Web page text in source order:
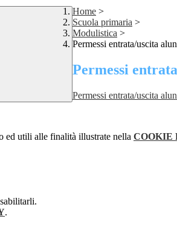
Home >
Scuola primaria >
Modulistica >
Permessi entrata/uscita
Permessi
Permessi entrata/uscita
ed utili alle finalità illustrate nella COOKIE
.